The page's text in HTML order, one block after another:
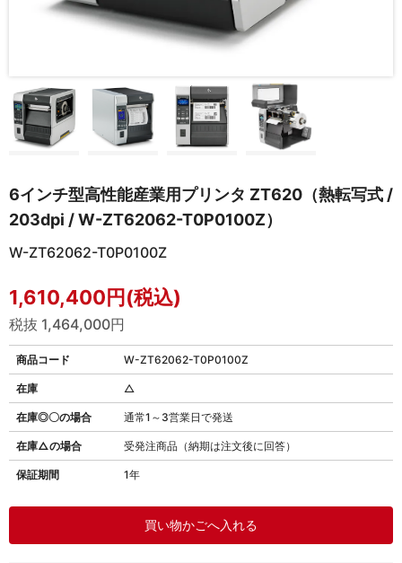
6インチ型高性能産業用プリンタ ZT620（熱転写式 /
203dpi / W-ZT62062-T0P0100Z）
W-ZT62062-T0P0100Z
1,610,400円(税込)
税抜 1,464,000円
商品コード W-ZT62062-T0P0100Z
在庫◎〇の場合 通常1～3営業日で発送
在庫△の場合 受発注商品（納期は注文後に回答）
保証期間 1年
在庫 △